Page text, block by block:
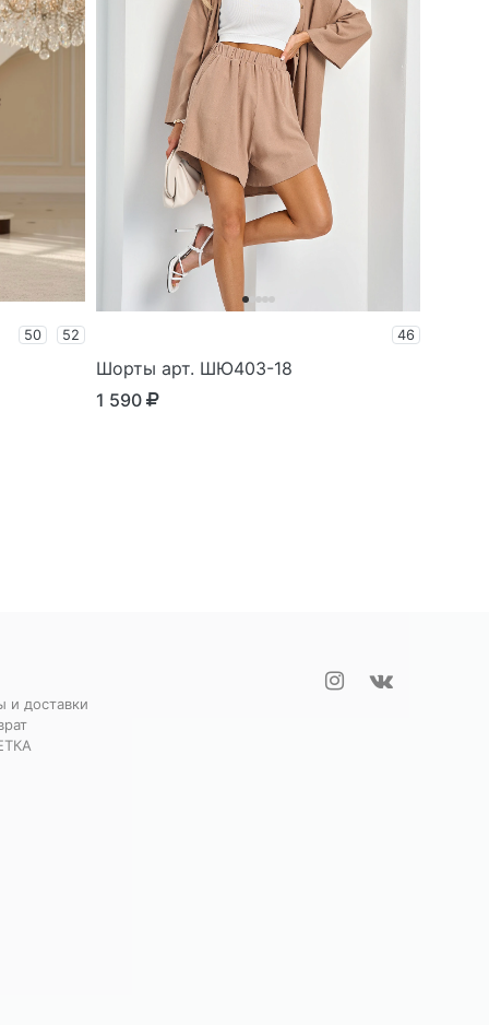
50 52 46
Шорты арт. ШЮ403-18
1 590
и доставки